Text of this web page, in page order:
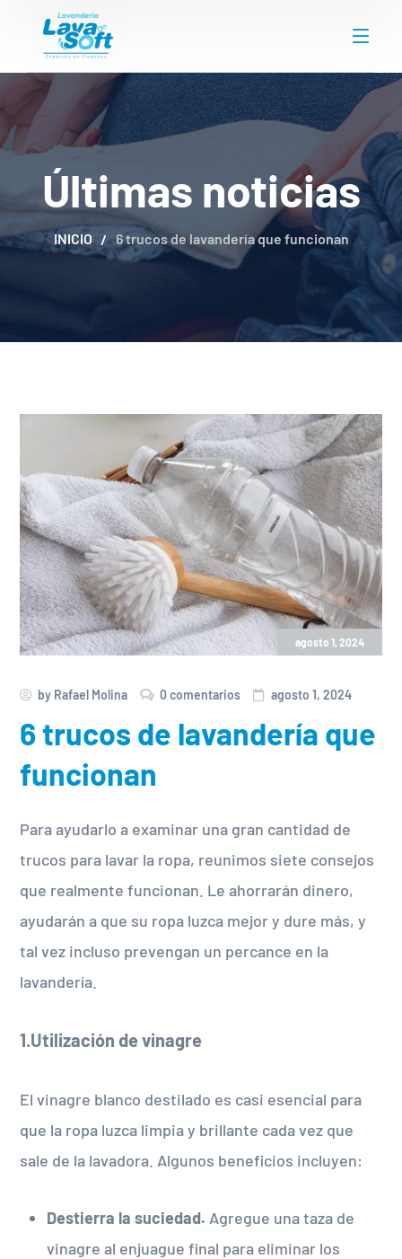
INICIO 6 trucos de lavandería que funcionan
Últimas noticias
agosto 1, 2024
by Rafael Molina 0 comentarios agosto 1, 2024
6 trucos de lavandería que
funcionan
Para ayudarlo a examinar una gran cantidad de
trucos para lavar la ropa, reunimos siete consejos
que realmente funcionan. Le ahorrarán dinero,
ayudarán a que su ropa luzca mejor y dure más, y
tal vez incluso prevengan un percance en la
lavandería.
1.Utilización de vinagre
El vinagre blanco destilado es casi esencial para
que la ropa luzca limpia y brillante cada vez que
sale de la lavadora. Algunos beneficios incluyen:
Destierra la suciedad. Agregue una taza de
vinagre al enjuague final para eliminar los